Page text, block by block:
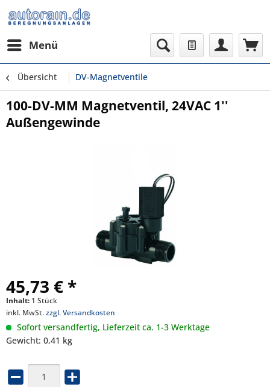
Menü
Übersicht DV-Magnetventile
100-DV-MM Magnetventil, 24VAC 1''
Außengewinde
45,73 € *
Inhalt: 1 Stück
inkl. MwSt.zzgl. Versandkosten
Sofort versandfertig, Lieferzeit ca. 1-3 Werktage
Gewicht: 0,41 kg